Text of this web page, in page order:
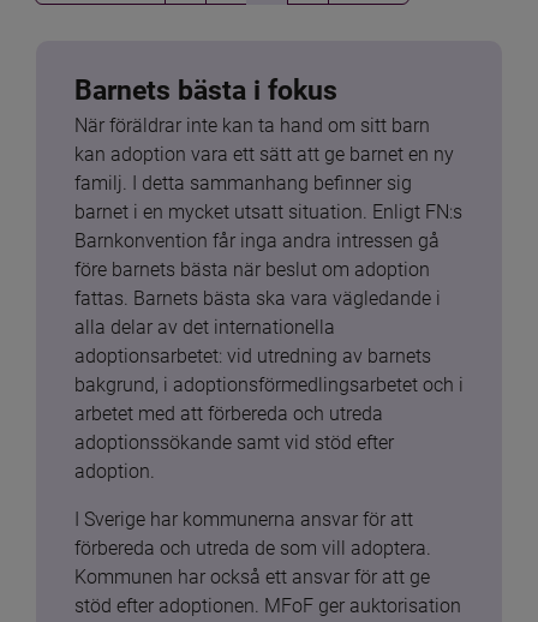
Barnets bästa i fokus
När föräldrar inte kan ta hand om sitt barn
kan adoption vara ett sätt att ge barnet en ny
familj. I detta sammanhang befinner sig
barnet i en mycket utsatt situation. Enligt FN:s
Barnkonvention får inga andra intressen gå
före barnets bästa när beslut om adoption
fattas. Barnets bästa ska vara vägledande i
alla delar av det internationella
adoptionsarbetet: vid utredning av barnets
bakgrund, i adoptionsförmedlingsarbetet och i
arbetet med att förbereda och utreda
adoptionssökande samt vid stöd efter
adoption.
I Sverige har kommunerna ansvar för att
förbereda och utreda de som vill adoptera.
Kommunen har också ett ansvar för att ge
stöd efter adoptionen. MFoF ger auktorisation